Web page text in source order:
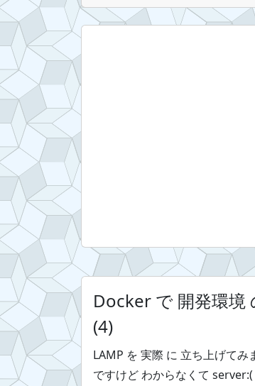
Docker で 開発環境
(4)
LAMP を 実際 に 立ち上げて
ですけど わからなくて